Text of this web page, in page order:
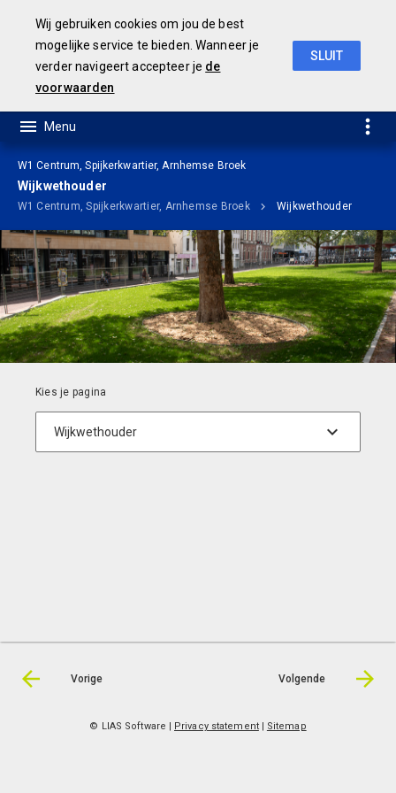
W1 Centrum, Spijkerkwartier, Arnhemse Broek
Wijkwethouder
W1 Centrum, Spijkerkwartier, Arnhemse Broek Wijkwethouder
Vorige Volgende
© LIAS Software | Privacy statement| Sitemap
Wij gebruiken cookies om jou de best
mogelijke service te bieden. Wanneer je
verder navigeert accepteer je de
voorwaarden
SLUIT